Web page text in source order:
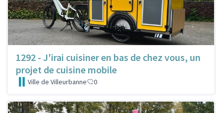
1292 - J'irai cuisiner en bas de chez vous, un
projet de cuisine mobile
Ville de Villeurbanne 0